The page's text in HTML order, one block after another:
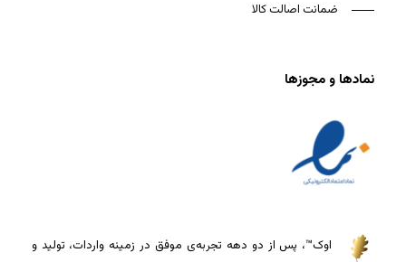
ضمانت اصالت کالا
نمادها و مجوزها
اوک™، پس از دو دهه تجربه‌ی موفق در زمینه واردات، تولید و